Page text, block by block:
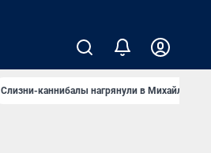
Слизни-каннибалы нагрянули в Михайлов